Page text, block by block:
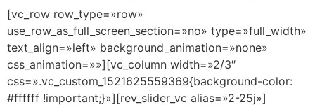
[vc_row row_type=»row»
use_row_as_full_screen_section=»no» type=»full_width»
text_align=»left» background_animation=»none»
css_animation=»»][vc_column width=»2/3″
css=».vc_custom_1521625559369{background-color:
#ffffff !important;}»][rev_slider_vc alias=»2-25j»]